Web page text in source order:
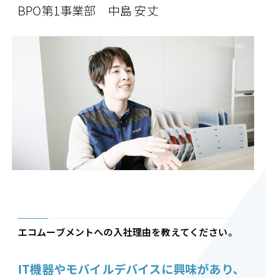
BPO第1事業部 中島 安丈
エコムーブメントへの入社理由を教えてください。
IT機器やモバイルデバイスに興味があり、